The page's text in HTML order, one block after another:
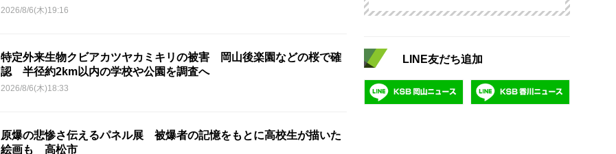
2026/8/6(木)19:16
特定外来生物クビアカツヤカミキリの被害 岡山後楽園などの桜で確
認 半径約2km以内の学校や公園を調査へ
2026/8/6(木)18:33
原爆の悲惨さ伝えるパネル展 被爆者の記憶をもとに高校生が描いた
絵画も 高松市
LINE友だち追加